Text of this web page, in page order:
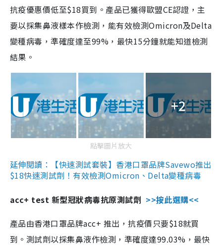
抗疫優惠價低至$18買到。產品已獲得歐盟CE認證，主
要以採集鼻液樣本作檢測，能有效檢測Omicron及Delta
變種病毒，準確度達至99%，最快15分鐘就能知道檢測
結果。
+2
點擊圖片放大
延伸閱讀：【快速測試套裝】香港口罩品牌Savewo推出
$18快速測試劑！有效檢測Omicron、Delta變種病毒
acc+ test 新型冠狀病毒抗原測試劑 >>按此選購<<
產品由香港口罩品牌acc+ 推出，抗疫價只要$18就買
到。測試劑以採集鼻液作檢測，準確度達99.03%，最快